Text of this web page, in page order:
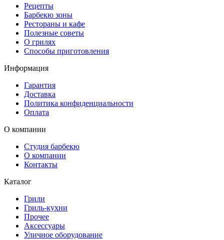
Рецепты
Барбекю зоны
Рестораны и кафе
Полезные советы
О грилях
Способы приготовления
Информация
Гарантия
Доставка
Политика конфиденциальности
Оплата
О компании
Студия барбекю
О компании
Контакты
Каталог
Грили
Гриль-кухни
Прочее
Аксессуары
Уличное оборудование